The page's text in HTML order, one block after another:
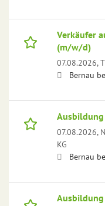
Verkäufer
(m/w/d)
07.08.2026,
Bernau
07.08.2026,
KG
Bernau